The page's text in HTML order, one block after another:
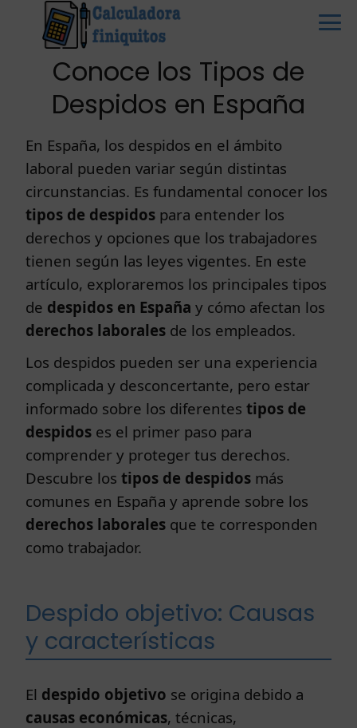
Conoce los Tipos de
Despidos en España
En España, los despidos en el ámbito
laboral pueden variar según distintas
circunstancias. Es fundamental conocer los
tipos de despidos para entender los
derechos y opciones que los trabajadores
tienen según las leyes vigentes. En este
artículo, exploraremos los principales tipos
de despidos en España y cómo afectan los
derechos laborales de los empleados.
Los despidos pueden ser una experiencia
complicada y desconcertante, pero estar
informado sobre los diferentes tipos de
despidos es el primer paso para
comprender y proteger tus derechos.
Descubre los tipos de despidos más
comunes en España y aprende sobre los
derechos laborales que te corresponden
como trabajador.
Despido objetivo: Causas
y características
El despido objetivo se origina debido a
causas económicas, técnicas,